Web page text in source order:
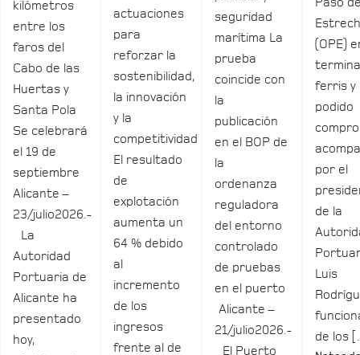
kilómetros
entre los
faros del
Cabo de las
Huertas y
Santa Pola
Se celebrará
el 19 de
septiembre
Alicante –
23/julio2026.-
La
Autoridad
Portuaria de
Alicante ha
presentado
hoy,
actuaciones
para
reforzar la
sostenibilidad,
la innovación
y la
competitividad
El resultado
de
explotación
aumenta un
64 % debido
al
incremento
de los
ingresos
frente al de
seguridad
marítima La
prueba
coincide con
la
publicación
en el BOP de
la
ordenanza
reguladora
del entorno
controlado
de pruebas
en el puerto
Alicante –
21/julio2026.-
El Puerto
(OPE)
ferris y
podido
por el
de la
Luis
de los